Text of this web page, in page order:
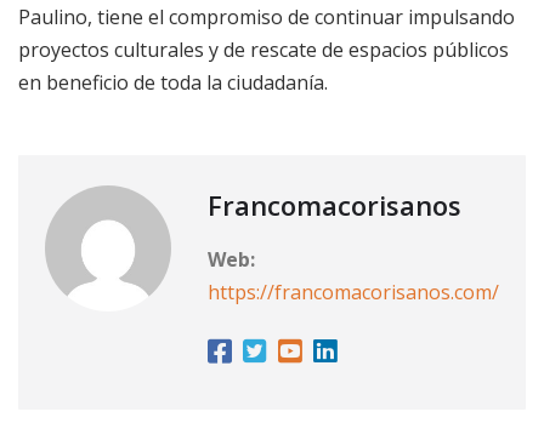
Paulino, tiene el compromiso de continuar impulsando
proyectos culturales y de rescate de espacios públicos
en beneficio de toda la ciudadanía.
Francomacorisanos
Web:
https://francomacorisanos.com/